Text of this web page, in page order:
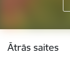
Kājene
Ātrās saites